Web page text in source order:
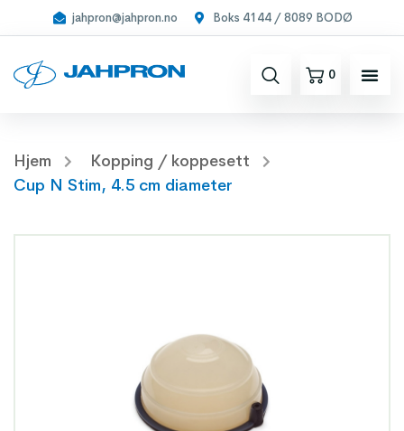
jahpron@jahpron.no Boks 4144 / 8089 BODØ
0
Hjem
Kopping / koppesett
Cup N Stim, 4.5 cm diameter